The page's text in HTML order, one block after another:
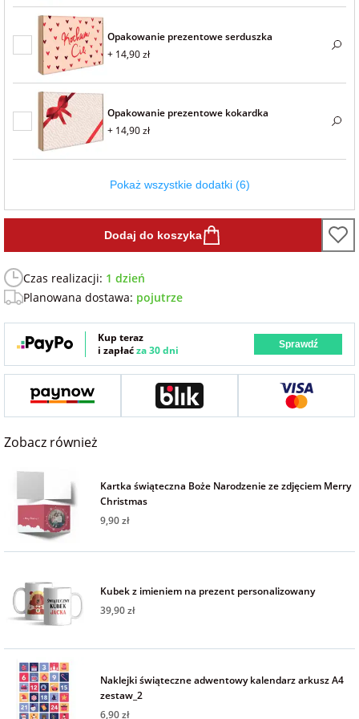
Fotoksiążki
Dodatki i
opakowania
na Dzień
Chłopaka
na Dzień Kobiet
na walentynki
na mikołajki
na prezent
świąteczny
na Dzień Babci i
Dziadka
na Wielkanoc
panieński
na wieczór
kawalerski
dla przyjaciółki
dla przyjaciela
Opakowanie prezentowe serduszka
+ 14,90 zł
Opakowanie prezentowe kokardka
+ 14,90 zł
Pokaż wszystkie dodatki (6)
Dodaj do koszyka
Czas realizacji: 1 dzień
Planowana dostawa: pojutrze
Kup teraz
i zapłaćza 30 dni Sprawdź
Zobacz również
Kartka świąteczna Boże Narodzenie ze zdjęciem Merry
Christmas
9,90 zł
Kubek z imieniem na prezent personalizowany
39,90 zł
Naklejki świąteczne adwentowy kalendarz arkusz A4
zestaw_2
6,90 zł